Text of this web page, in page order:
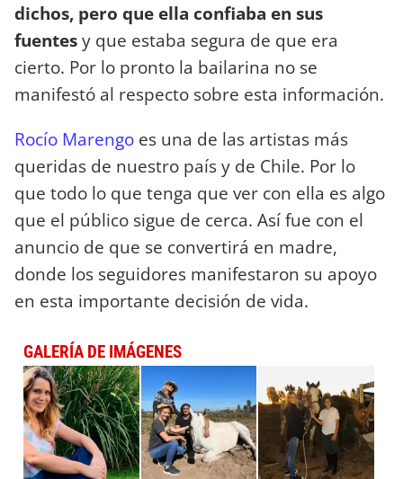
dichos, pero que ella confiaba en sus
fuentesy que estaba segura de que era
cierto. Por lo pronto la bailarina no se
manifestó al respecto sobre esta información.
Rocío Marengo es una de las artistas más
queridas de nuestro país y de Chile. Por lo
que todo lo que tenga que ver con ella es algo
que el público sigue de cerca. Así fue con el
anuncio de que se convertirá en madre,
donde los seguidores manifestaron su apoyo
en esta importante decisión de vida.
GALERÍA DE IMÁGENES